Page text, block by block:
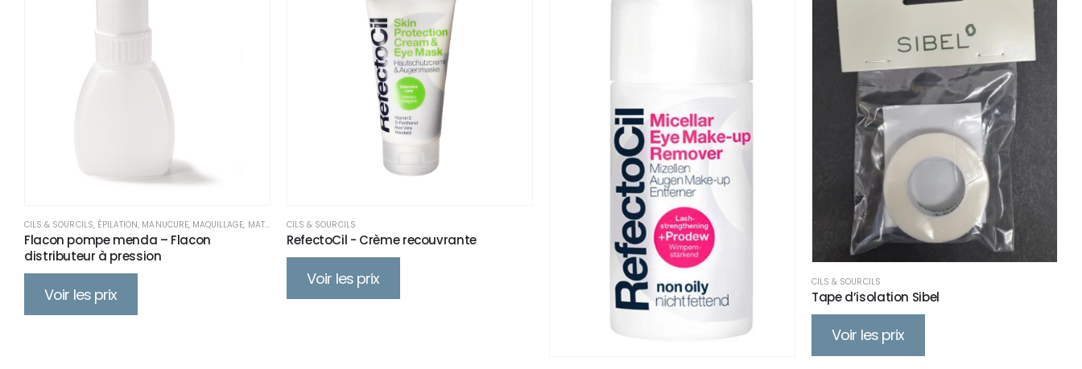
CILS & SOURCILS, ÉPILATION, MANUCURE, MAQUILLAGE, MATÉRIEL ,MATÉRIEL,MATÉRIEL
Flacon pompe menda – Flacon
distributeur à pression
Voir les prix
CILS & SOURCILS
RefectoCil - Crème recouvrante
Voir les prix CILS & SOURCILS
Tape d’isolation Sibel
Voir les prix